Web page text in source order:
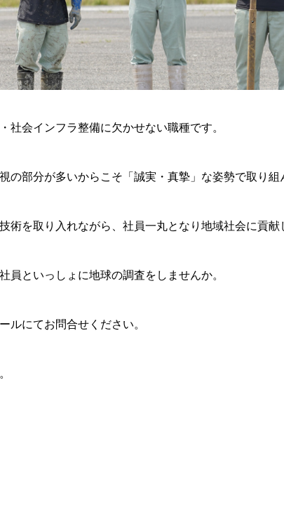
社会インフラ整備に欠かせない職種です。
の部分が多いからこそ「誠実・真摯」な姿勢で取り組
術を取り入れながら、社員一丸となり地域社会に貢献
員といっしょに地球の調査をしませんか。
ルにてお問合せください。